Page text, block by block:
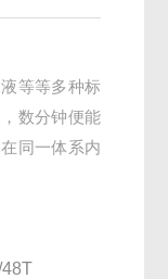
等等多种标
数分钟便能
同一体系内